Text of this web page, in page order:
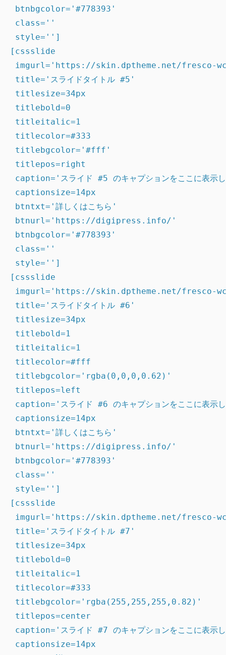
btnbgcolor='#778393'
class=''
style='']
[cssslide
imgurl='https://skin.dptheme.net/fresco-
title='スライドタイトル #5'
titlesize=34px
titlebold=0
titleitalic=1
titlecolor=#333
titlebgcolor='#fff'
titlepos=right
caption='スライド #5 のキャプションをここに表示
captionsize=14px
btntxt='詳しくはこちら'
btnurl='https://digipress.info/'
btnbgcolor='#778393'
class=''
style='']
[cssslide
imgurl='https://skin.dptheme.net/fresco-
title='スライドタイトル #6'
titlesize=34px
titlebold=1
titleitalic=1
titlecolor=#fff
titlebgcolor='rgba(0,0,0,0.62)'
titlepos=left
caption='スライド #6 のキャプションをここに表示
captionsize=14px
btntxt='詳しくはこちら'
btnurl='https://digipress.info/'
btnbgcolor='#778393'
class=''
style='']
[cssslide
imgurl='https://skin.dptheme.net/fresco-
title='スライドタイトル #7'
titlesize=34px
titlebold=0
titleitalic=1
titlecolor=#333
titlebgcolor='rgba(255,255,255,0.82)'
titlepos=center
caption='スライド #7 のキャプションをここに表示
captionsize=14px